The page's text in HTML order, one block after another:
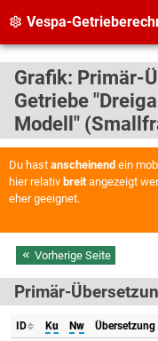
Vespa-
Grafik: Primär-
Getriebe
Modell"
Du hast anscheinend ein
hier relativ breitangezeigt
eher geeignet.
Vorherige Seite
Primär-
ID Ku Nw Übersetzung